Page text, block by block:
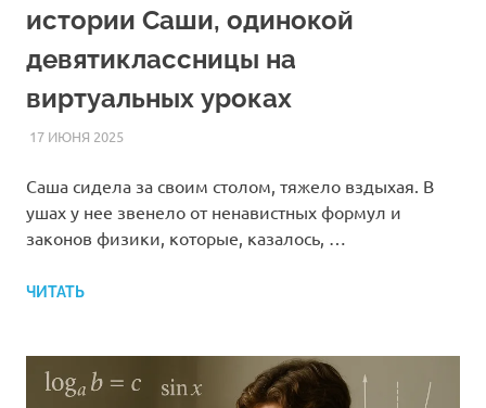
истории Саши, одинокой
девятиклассницы на
виртуальных уроках
17 ИЮНЯ 2025FOREIGNSCHOOL
СТАТЬИ
Саша сидела за своим столом, тяжело вздыхая. В
ушах у нее звенело от ненавистных формул и
законов физики, которые, казалось, …
ЧИТАТЬ